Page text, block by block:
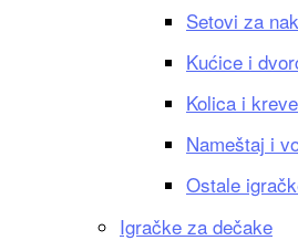
Setovi za
Kućice i
Kolica i
Nameštaj i
Ostale
Igračke za dečake